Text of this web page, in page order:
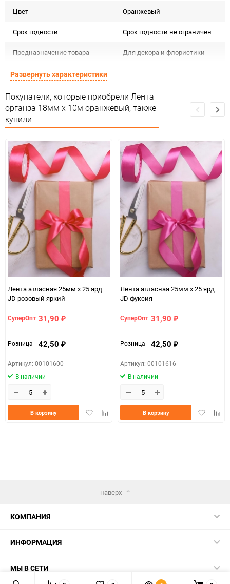
Цвет Оранжевый
Срок годности Срок годности не ограничен
Предназначение товара Для декора и флористики
Сертификация
Особые условия Особых условий не требует
Минимальное количество 1
Развернуть характеристики
Покупатели, которые приобрели Лента
органза 18мм х 10м оранжевый, также
купили
Лента атласная 25мм х 25 ярд
JD розовый яркий
СуперОпт 31,90 ₽
Розница 42,50 ₽
Артикул: 00101600
В наличии
ДобавитьДобавить
В корзину
Лента атласная 25мм х 25 ярд
JD фуксия
СуперОпт 31,90 ₽
Розница 42,50 ₽
Артикул: 00101616
В наличии
Добавить
В корзину
наверх
КОМПАНИЯ
ИНФОРМАЦИЯ
МЫ В СЕТИ